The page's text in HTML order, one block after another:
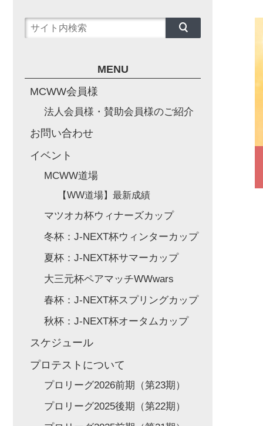
MENU
MCWW会員様
法人会員様・賛助会員様のご紹介
お問い合わせ
イベント
MCWW道場
【WW道場】最新成績
マツオカ杯ウィナーズカップ
冬杯：J-NEXT杯ウィンターカップ
夏杯：J-NEXT杯サマーカップ
大三元杯ペアマッチWWwars
春杯：J-NEXT杯スプリングカップ
秋杯：J-NEXT杯オータムカップ
スケジュール
プロテストについて
プロリーグ2026前期（第23期）
プロリーグ2025後期（第22期）